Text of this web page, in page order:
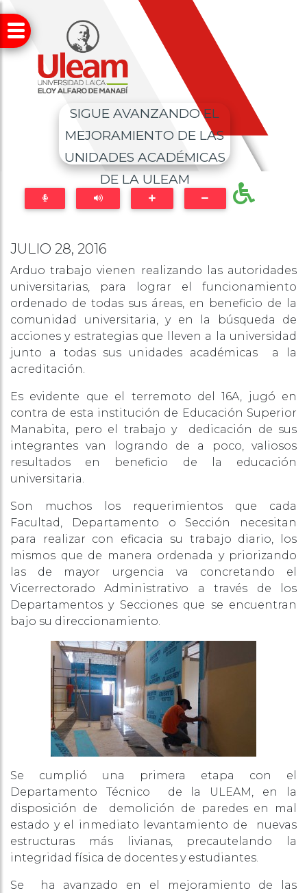
SIGUE AVANZANDO EL
MEJORAMIENTO DE LAS
UNIDADES ACADÉMICAS
DE LA ULEAM
JULIO 28, 2016
Arduo trabajo vienen realizando las autoridades
universitarias, para lograr el funcionamiento
ordenado de todas sus áreas, en beneficio de la
comunidad universitaria, y en la búsqueda de
acciones y estrategias que lleven a la universidad
junto a todas sus unidades académicas a la
acreditación.
Es evidente que el terremoto del 16A, jugó en
contra de esta institución de Educación Superior
Manabita, pero el trabajo y dedicación de sus
integrantes van logrando de a poco, valiosos
resultados en beneficio de la educación
universitaria.
Son muchos los requerimientos que cada
Facultad, Departamento o Sección necesitan
para realizar con eficacia su trabajo diario, los
mismos que de manera ordenada y priorizando
las de mayor urgencia va concretando el
Vicerrectorado Administrativo a través de los
Departamentos y Secciones que se encuentran
bajo su direccionamiento.
Se cumplió una primera etapa con el
Departamento Técnico de la ULEAM, en la
disposición de demolición de paredes en mal
estado y el inmediato levantamiento de nuevas
estructuras más livianas, precautelando la
integridad física de docentes y estudiantes.
Se ha avanzado en el mejoramiento de las